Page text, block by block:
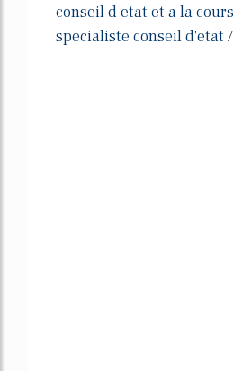
conseil d etat et a la cours
specialiste conseil d'etat /